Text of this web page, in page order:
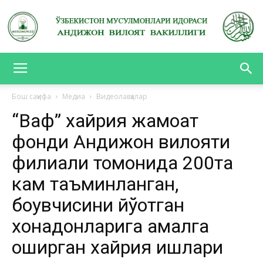
ВИЛОЯТ
ВАКИЛЛИГИ
Бош саҳифа Медиа Видеолавҳалар
“Вақф” хайрия жамоат
фонди Андижон вилояти
филиали томонида 200та
кам таъминланган,
боқувчисини йўқотган
хонадонларига амалга
оширган хайрия ишлари